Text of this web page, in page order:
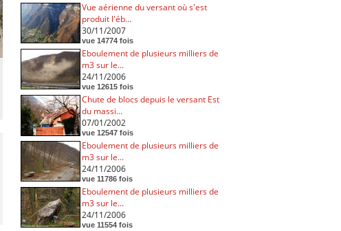
Vue aérienne du versant où s'est
produit l'éb...
30/11/2007
vue 14774 fois
Eboulement de plusieurs milliers de
m3 sur le...
24/11/2006
vue 12615 fois
Chute de blocs depuis le versant Est
du massi...
07/01/2002
vue 12547 fois
Eboulement de plusieurs milliers de
m3 sur le...
24/11/2006
vue 11786 fois
Eboulement de plusieurs milliers de
m3 sur le...
24/11/2006
vue 11554 fois